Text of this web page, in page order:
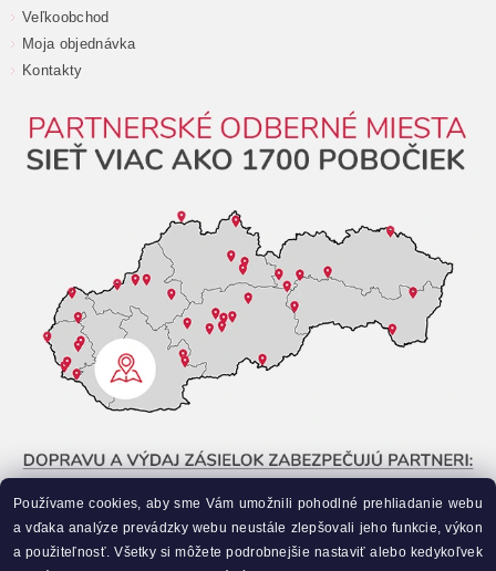
Veľkoobchod
Moja objednávka
Kontakty
Používame cookies, aby sme Vám umožnili pohodlné prehliadanie webu
a vďaka analýze prevádzky webu neustále zlepšovali jeho funkcie, výkon
a použiteľnosť. Všetky si môžete podrobnejšie nastaviť alebo kedykoľvek